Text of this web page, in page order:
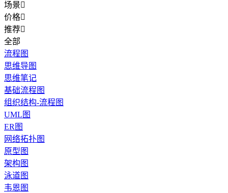
场景
价格
推荐
全部
流程图
思维导图
思维笔记
基础流程图
组织结构-流程图
UML图
ER图
网络拓扑图
原型图
架构图
泳道图
韦恩图